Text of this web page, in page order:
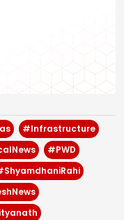
#Infrastructure
#PWD